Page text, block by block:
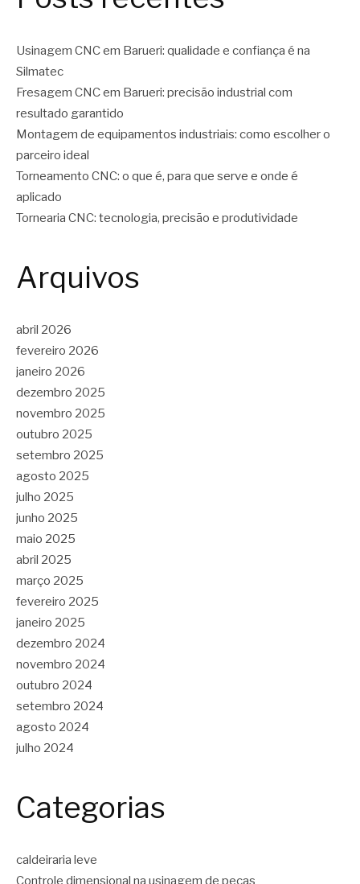
Usinagem CNC em Barueri: qualidade e confiança é na
Silmatec
Fresagem CNC em Barueri: precisão industrial com
resultado garantido
Montagem de equipamentos industriais: como escolher o
parceiro ideal
Torneamento CNC: o que é, para que serve e onde é
aplicado
Tornearia CNC: tecnologia, precisão e produtividade
Arquivos
abril 2026
fevereiro 2026
janeiro 2026
dezembro 2025
novembro 2025
outubro 2025
setembro 2025
agosto 2025
julho 2025
junho 2025
maio 2025
abril 2025
março 2025
fevereiro 2025
janeiro 2025
dezembro 2024
novembro 2024
outubro 2024
setembro 2024
agosto 2024
julho 2024
Categorias
caldeiraria leve